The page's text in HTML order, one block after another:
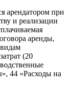
арендатором при
и реализации
аренды,
(20
44 «Расходы на